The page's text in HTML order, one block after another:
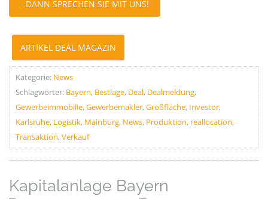
DANN SPRECHEN SIE MIT UNS!
ARTIKEL DEAL MAGAZIN
Kategorie: News
Schlagwörter: Bayern, Bestlage, Deal, Dealmeldung,
Gewerbeimmobilie, Gewerbemakler,Großfläche, Investor,
Karlsruhe, Logistik, Mainburg, News, Produktion, reallocation,
Transaktion, Verkauf
Kapitalanlage Bayern